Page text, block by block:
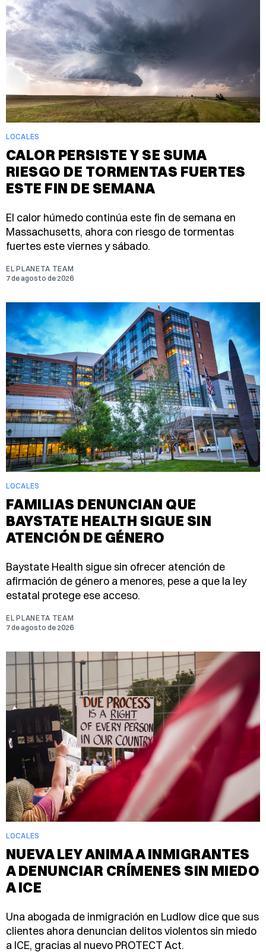
LOCALES
CALOR PERSISTE Y SE SUMA
RIESGO DE TORMENTAS FUERTES
ESTE FIN DE SEMANA
El calor húmedo continúa este fin de semana en
Massachusetts, ahora con riesgo de tormentas
fuertes este viernes y sábado.
EL PLANETA TEAM
7 de agosto de 2026
LOCALES
FAMILIAS DENUNCIAN QUE
BAYSTATE HEALTH SIGUE SIN
ATENCIÓN DE GÉNERO
Baystate Health sigue sin ofrecer atención de
afirmación de género a menores, pese a que la ley
estatal protege ese acceso.
EL PLANETA TEAM
7 de agosto de 2026
LOCALES
NUEVA LEY ANIMA A INMIGRANTES
A DENUNCIAR CRÍMENES SIN MIEDO
A ICE
Una abogada de inmigración en Ludlow dice que sus
clientes ahora denuncian delitos violentos sin miedo
a ICE, gracias al nuevo PROTECT Act.